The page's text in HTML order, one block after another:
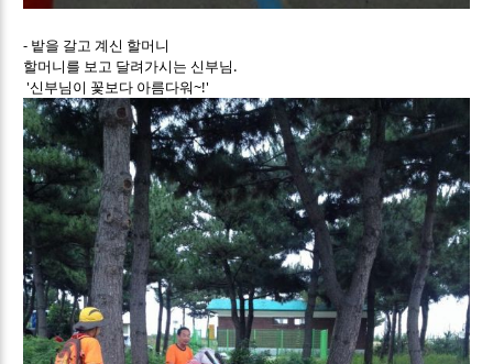
- 밭을 갈고 계신 할머니
할머니를 보고 달려가시는 신부님.
'신부님이 꽃보다 아름다워~!'